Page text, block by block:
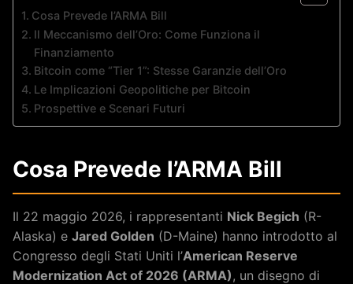
Cosa Prevede l’ARMA Bill
Il Meccanismo dell’Oro: Come Funziona il
Finanziamento
Bitcoin come “Tier 1”: Stesse Garanzie dell’Oro
Le Implicazioni Geopolitiche per Bitcoin
Prospettive e Scenari Futuri
Cosa Prevede l’ARMA Bill
Il 22 maggio 2026, i rappresentanti Nick Begich (R-
Alaska) e Jared Golden (D-Maine) hanno introdotto al
Congresso degli Stati Uniti l’American Reserve
Modernization Act of 2026 (ARMA), un disegno di